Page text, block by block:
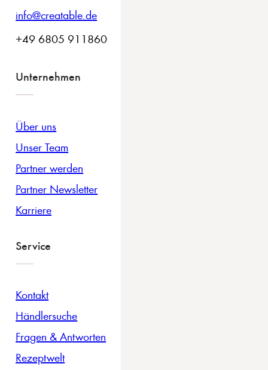
info@creatable.de
+49 6805 911860
Unternehmen
Über uns
Unser Team
Partner werden
Partner Newsletter
Karriere
Service
Kontakt
Händlersuche
Fragen & Antworten
Rezeptwelt